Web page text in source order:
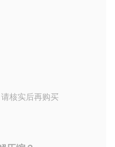
核实后再购买